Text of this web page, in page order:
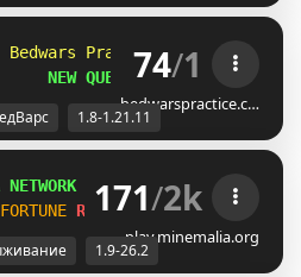
Practice [1.8-1.21.11]
74/1
bedwarspractice.c…
1.8-1.21.11
1.9-26.2 |
SUMMER
FORTUNE RELEASE! SURVIVAL
171/2k
play.minemalia.org
1.9-26.2